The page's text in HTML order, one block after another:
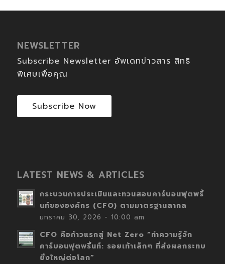
NEWSLETTER
Subscribe Newsletter อัพเดทข่าวสาร สิทธิ
พิเศษเพื่อคุณ
Subscribe Now
LATEST NEWS & ARTICLES
กระบวนการประเมินและทวนสอบคาร์บอนฟุตพริ้
นท์ขององค์กร (CFO) ตามมาตรฐานสากล
มกราคม 30, 2026 - 10:00 am
CFO คือก้าวแรกสู่ Net Zero “ทำความรู้จัก
คาร์บอนฟุตพริ้นท์: รอยเท้าเล็กๆ ที่ส่งผลกระทบ
ยิ่งใหญ่ต่อโลก”